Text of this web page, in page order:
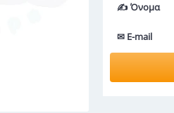
✍ Όνομα
✉ E-mail